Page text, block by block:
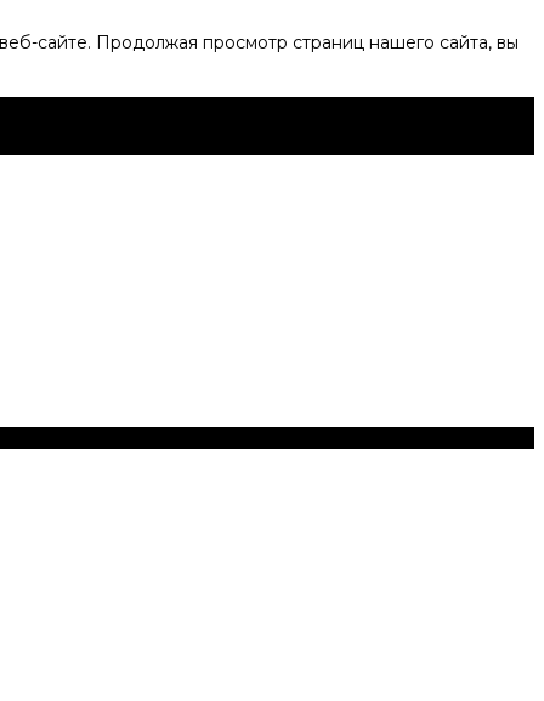
сайте. Продолжая просмотр страниц нашего сайта, вы